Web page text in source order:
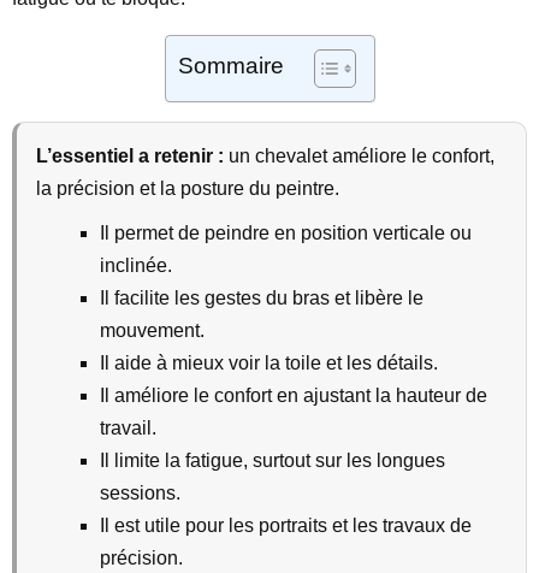
Sommaire
L’essentiel a retenir : un chevalet améliore le confort,
la précision et la posture du peintre.
Il permet de peindre en position verticale ou
inclinée.
Il facilite les gestes du bras et libère le
mouvement.
Il aide à mieux voir la toile et les détails.
Il améliore le confort en ajustant la hauteur de
travail.
Il limite la fatigue, surtout sur les longues
sessions.
Il est utile pour les portraits et les travaux de
précision.